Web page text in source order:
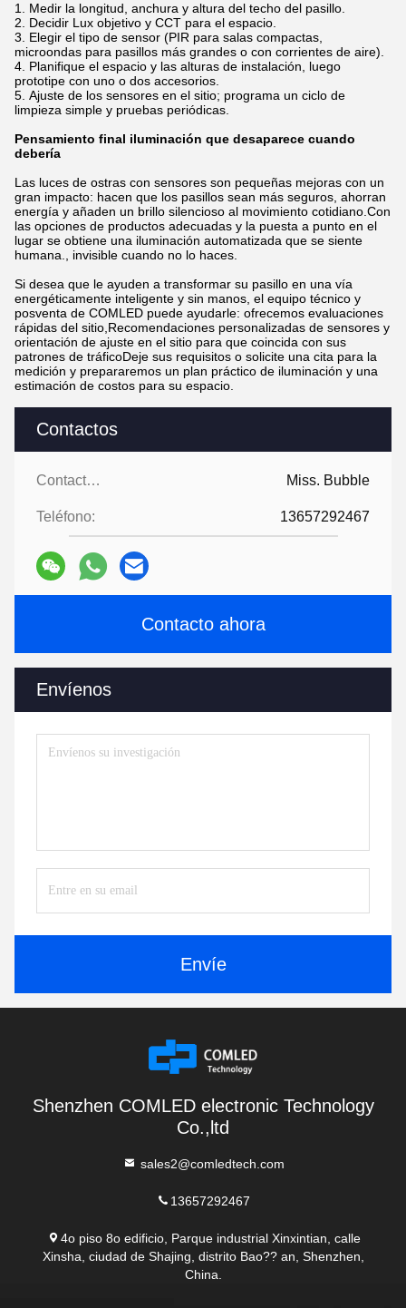
Contactos
Contactos: Miss. Bubble
Teléfono: 13657292467
Contacto ahora
Envíenos
Envíe
Medir la longitud, anchura y altura del techo del pasillo.
Decidir Lux objetivo y CCT para el espacio.
Elegir el tipo de sensor (PIR para salas compactas,
microondas para pasillos más grandes o con corrientes de aire).
Planifique el espacio y las alturas de instalación, luego
prototipe con uno o dos accesorios.
Ajuste de los sensores en el sitio; programa un ciclo de
limpieza simple y pruebas periódicas.
Pensamiento final iluminación que desaparece cuando
debería
Las luces de ostras con sensores son pequeñas mejoras con un
gran impacto: hacen que los pasillos sean más seguros, ahorran
energía y añaden un brillo silencioso al movimiento cotidiano.Con
las opciones de productos adecuadas y la puesta a punto en el
lugar se obtiene una iluminación automatizada que se siente
humana., invisible cuando no lo haces.
Si desea que le ayuden a transformar su pasillo en una vía
energéticamente inteligente y sin manos, el equipo técnico y
posventa de COMLED puede ayudarle: ofrecemos evaluaciones
rápidas del sitio,Recomendaciones personalizadas de sensores y
orientación de ajuste en el sitio para que coincida con sus
patrones de tráficoDeje sus requisitos o solicite una cita para la
medición y prepararemos un plan práctico de iluminación y una
estimación de costos para su espacio.
Shenzhen COMLED electronic Technology
Co.,ltd
sales2@comledtech.com
13657292467
4o piso 8o edificio, Parque industrial Xinxintian, calle
Xinsha, ciudad de Shajing, distrito Bao?? an, Shenzhen,
China.